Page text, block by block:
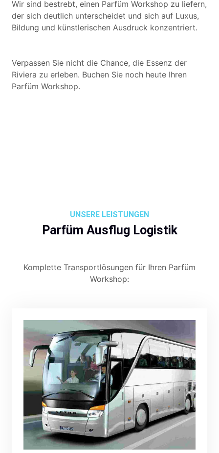
Wir sind bestrebt, einen Parfüm Workshop zu liefern,
der sich deutlich unterscheidet und sich auf Luxus,
Bildung und künstlerischen Ausdruck konzentriert.
Verpassen Sie nicht die Chance, die Essenz der
Riviera zu erleben. Buchen Sie noch heute Ihren
Parfüm Workshop.
UNSERE LEISTUNGEN
Parfüm Ausflug Logistik
Komplette Transportlösungen für Ihren Parfüm
Workshop: